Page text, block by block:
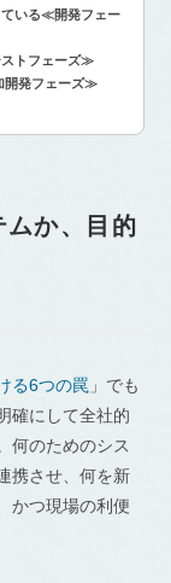
ている≪開発フェー
ストフェーズ≫
開発フェーズ≫
か、目的
る6つの罠 」でも
確にして全社的
何のためのシス
携させ、何を新
かつ現場の利便